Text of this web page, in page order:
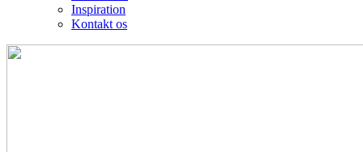
Inspiration
Kontakt os